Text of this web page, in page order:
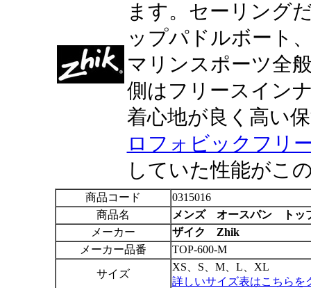
ます。セーリング
ップパドルボート
マリンスポーツ全
側はフリースイン
着心地が良く高い
ロフォビックフリ
していた性能がこ
商品コード
0315016
商品名
メ ンズ オースパン トッ
メーカー
ザイク Zhik
メーカー品番
TOP-600-M
サイズ
XS、S、M、L、XL
詳しいサイズ表はこちらを